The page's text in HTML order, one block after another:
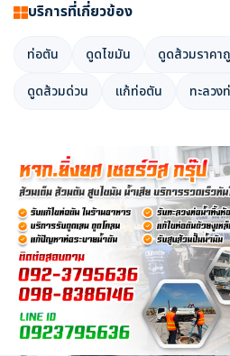
บริการที่เกี่ยวข้อง
ท่อตัน ดูดไขมัน ดูดส้วมราคา
ดูดส้วมด่วน
แก้ท่อตัน ทะลวง